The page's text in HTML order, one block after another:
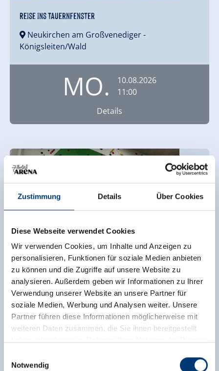
Zustimmung Details Über Cookies
Diese Webseite verwendet Cookies
Wir verwenden Cookies, um Inhalte und Anzeigen zu
personalisieren, Funktionen für soziale Medien anbieten
zu können und die Zugriffe auf unsere Website zu
analysieren. Außerdem geben wir Informationen zu Ihrer
Verwendung unserer Website an unsere Partner für
soziale Medien, Werbung und Analysen weiter. Unsere
Partner führen diese Informationen möglicherweise mit
weiteren Daten zusammen, die Sie ihnen bereitgestellt
Notwendig
Reise ins Tauernfenster
Neukirchen am Großvenediger-
Königsleiten/Wald
MO.
10.08.2026
11:00
Details
© TVB Wald/Kgl.
Kletterwand Königsleiten
Königsleiten KIG- Königsleiten/Wald
MO.